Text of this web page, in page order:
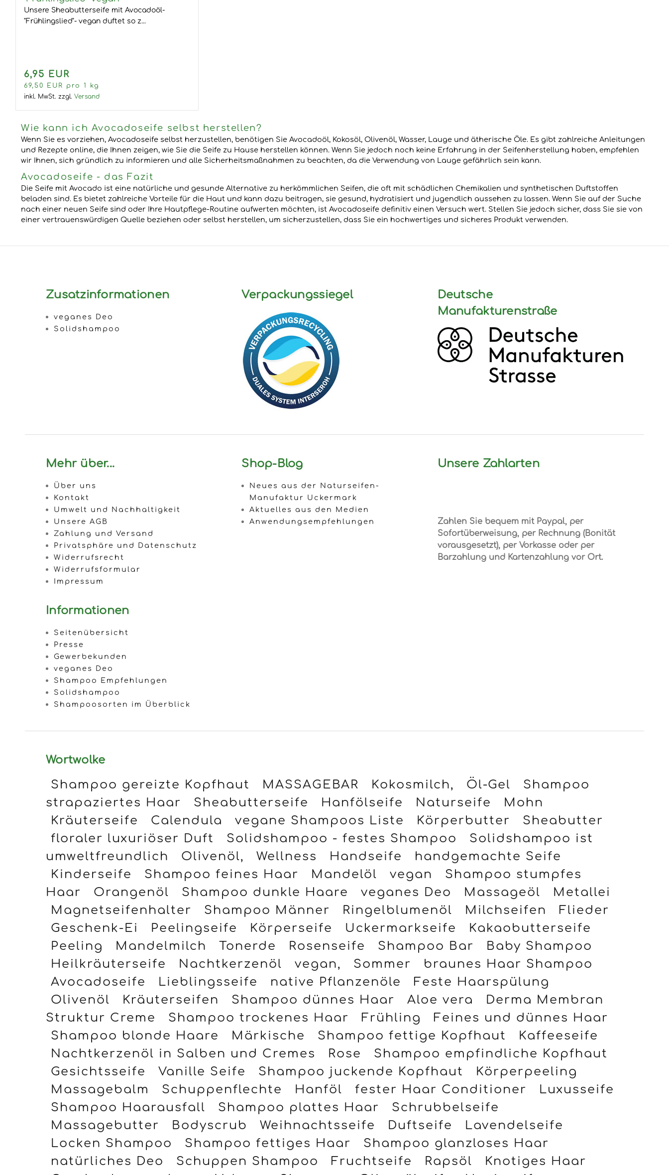
Unsere Sheabutterseife mit Avocadoöl-
"Frühlingslied"- vegan duftet so z...
6,95 EUR
69,50 EUR pro 1 kg
inkl. MwSt. zzgl. Versand
Wie kann ich Avocadoseife selbst herstellen?
Wenn Sie es vorziehen, Avocadoseife selbst herzustellen, benötigen Sie Avocadoöl, Kokosöl, Olivenöl, Wasser, Lauge und ätherische Öle. Es gibt zahlreiche Anleitungen
und Rezepte online, die Ihnen zeigen, wie Sie die Seife zu Hause herstellen können. Wenn Sie jedoch noch keine Erfahrung in der Seifenherstellung haben, empfehlen
wir Ihnen, sich gründlich zu informieren und alle Sicherheitsmaßnahmen zu beachten, da die Verwendung von Lauge gefährlich sein kann.
Avocadoseife - das Fazit
Die Seife mit Avocado ist eine natürliche und gesunde Alternative zu herkömmlichen Seifen, die oft mit schädlichen Chemikalien und synthetischen Duftstoffen
beladen sind. Es bietet zahlreiche Vorteile für die Haut und kann dazu beitragen, sie gesund, hydratisiert und jugendlich aussehen zu lassen. Wenn Sie auf der Suche
nach einer neuen Seife sind oder Ihre Hautpflege-Routine aufwerten möchten, ist Avocadoseife definitiv einen Versuch wert. Stellen Sie jedoch sicher, dass Sie sie von
einer vertrauenswürdigen Quelle beziehen oder selbst herstellen, um sicherzustellen, dass Sie ein hochwertiges und sicheres Produkt verwenden.
Zusatzinformationen
veganes Deo
Solidshampoo
Verpackungssiegel
Deutsche
Manufakturenstraße
Mehr über...
Über uns
Kontakt
Umwelt und Nachhaltigkeit
Unsere AGB
Zahlung und Versand
Privatsphäre und Datenschutz
Widerrufsrecht
Widerrufsformular
Impressum
Shop-Blog
Neues aus der Naturseifen-
Manufaktur Uckermark
Aktuelles aus den Medien
Anwendungsempfehlungen
Unsere Zahlarten
Zahlen Sie bequem mit Paypal, per
Sofortüberweisung, per Rechnung (Bonität
vorausgesetzt), per Vorkasse oder per
Barzahlung und Kartenzahlung vor Ort.
Informationen
Seitenübersicht
Presse
Gewerbekunden
veganes Deo
Shampoo Empfehlungen
Solidshampoo
Shampoosorten im Überblick
Wortwolke
Shampoo gereizte Kopfhaut MASSAGEBAR Kokosmilch, Öl-Gel
Shampoo
strapaziertes Haar
Sheabutterseife Hanfölseife Naturseife
Mohn
Kräuterseife
Calendula vegane Shampoos Liste Körperbutter
Sheabutter
floraler luxuriöser Duft
Solidshampoo - festes Shampoo
Solidshampoo ist
umweltfreundlich
Olivenöl, Wellness Handseife
handgemachte Seife
Kinderseife
Shampoo feines Haar Mandelöl vegan
Shampoo stumpfes
Haar
Orangenöl Shampoo dunkle Haare veganes Deo Massageöl
Metallei
Magnetseifenhalter
Shampoo Männer Ringelblumenöl Milchseifen
Flieder
Geschenk-Ei
Peelingseife Körperseife Uckermarkseife
Kakaobutterseife
Peeling
Mandelmilch Tonerde Rosenseife Shampoo Bar
Baby Shampoo
Heilkräuterseife
Nachtkerzenöl vegan, Sommer
braunes Haar Shampoo
Avocadoseife
Lieblingsseife native Pflanzenöle
Feste Haarspülung
Olivenöl
Kräuterseifen Shampoo dünnes Haar Aloe vera
Derma Membran
Struktur Creme
Shampoo trockenes Haar Frühling
Feines und dünnes Haar
Shampoo blonde Haare
Märkische Shampoo fettige Kopfhaut
Kaffeeseife
Nachtkerzenöl in Salben und Cremes
Rose
Shampoo empfindliche Kopfhaut
Gesichtsseife
Vanille Seife Shampoo juckende Kopfhaut
Körperpeeling
Massagebalm
Schuppenflechte Hanföl fester Haar Conditioner
Luxusseife
Shampoo Haarausfall
Shampoo plattes Haar
Schrubbelseife
Massagebutter
Bodyscrub Weihnachtsseife Duftseife
Lavendelseife
Locken Shampoo
Shampoo fettiges Haar
Shampoo glanzloses Haar
natürliches Deo
Schuppen Shampoo Fruchtseife Rapsöl
Knotiges Haar